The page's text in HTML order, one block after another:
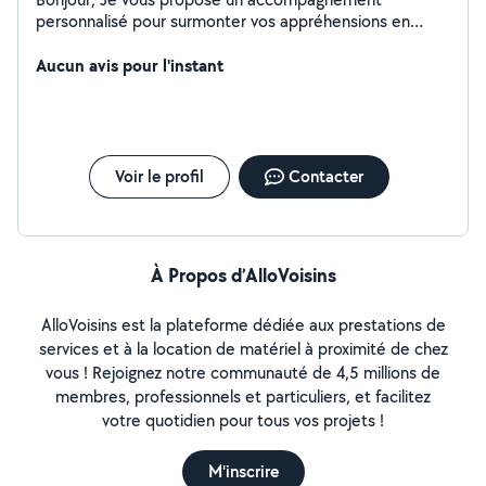
personnalisé pour surmonter vos appréhensions en
préalable. Pour parler un peu de moi, je m'appelle
réseaux ainsi qu'en développement quand j'en ai envie.
Je comprends que certaines tâches sur votre
ordinateur, votre imprimante etc.. peuvent sembler
vous aider. Je prendrai le temps de vous écouter et de
vous expliquer les choses de manière claire et
compréhensible. N'hésitez pas à me contacter pour
Aucun avis pour l'instant
Voir le profil Contacter
À Propos d’AlloVoisins
AlloVoisins est la plateforme dédiée aux prestations de
services et à la location de matériel à proximité de chez
vous ! Rejoignez notre communauté de 4,5 millions de
membres, professionnels et particuliers, et facilitez
votre quotidien pour tous vos projets !
M'inscrire